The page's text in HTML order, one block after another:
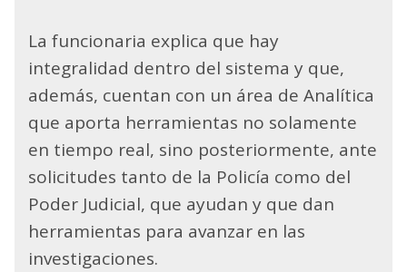
La funcionaria explica que hay
integralidad dentro del sistema y que,
además, cuentan con un área de Analítica
que aporta herramientas no solamente
en tiempo real, sino posteriormente, ante
solicitudes tanto de la Policía como del
Poder Judicial, que ayudan y que dan
herramientas para avanzar en las
investigaciones.